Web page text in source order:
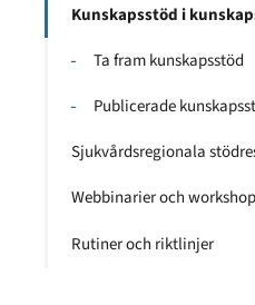
Kunskapsstöd i
Ta fram kunskapsstöd
Publicerade
Sjukvårdsregionala
Webbinarier och
Rutiner och riktlinjer